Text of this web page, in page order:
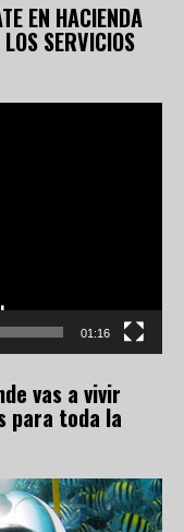
EN HACIENDA
SERVICIOS
01:16
vas a vivir
para toda la